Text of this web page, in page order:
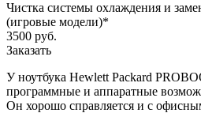
Чистка системы охлаждения и
(игровые модели)*
3500 руб.
Заказать
У ноутбука Hewlett Packard
программные и аппаратные
Он хорошо справляется и с